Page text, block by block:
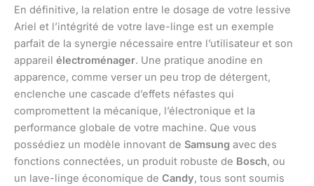
En définitive, la relation entre le dosage de votre lessive
Ariel et l’intégrité de votre lave-linge est un exemple
parfait de la synergie nécessaire entre l’utilisateur et son
appareil électroménager. Une pratique anodine en
apparence, comme verser un peu trop de détergent,
enclenche une cascade d’effets néfastes qui
compromettent la mécanique, l’électronique et la
performance globale de votre machine. Que vous
possédiez un modèle innovant de Samsung avec des
fonctions connectées, un produit robuste de Bosch, ou
un lave-linge économique de Candy, tous sont soumis